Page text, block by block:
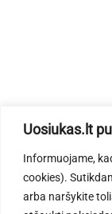
Uosiukas.lt
Informuojame,
cookies).
arba naršykite